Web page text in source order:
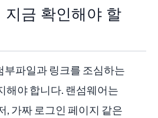
지금 확인해야 할
부파일과 링크를 조심하는
해야 합니다. 랜섬웨어는
, 가짜 로그인 페이지 같은